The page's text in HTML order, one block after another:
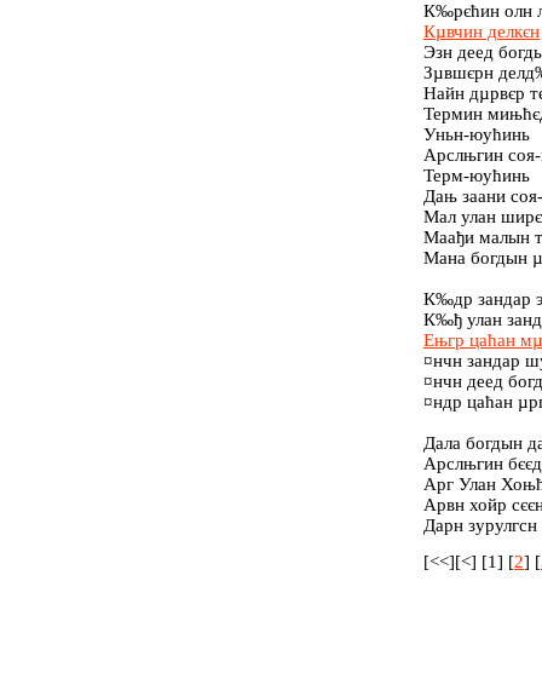
К‰рєћин олн
Кµвчин делкєн
Эзн деед
Зµвшєрн
Найн дµрвєр
Термин
Уньн-юућинь
Арслњгин
Терм-юућинь
Дањ заани
Мал улан
Маађи малын
Мана богдын
К‰др зандар
К‰ђ улан
Ењгр цаћан
¤нчн зандар
¤нчн деед
¤ндр цаћан
Дала богдын
Арслњгин
Арг Улан
Арвн хойр
Дарн зурулгсн
[<<][<] [1] [2] [